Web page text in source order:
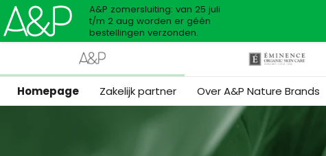
A&P zomersluiting: van 25 juli
t/m 2 aug worden er géén
bestellingen verzonden.
Homepage Zakelijk partner Over A&P Nature Brands